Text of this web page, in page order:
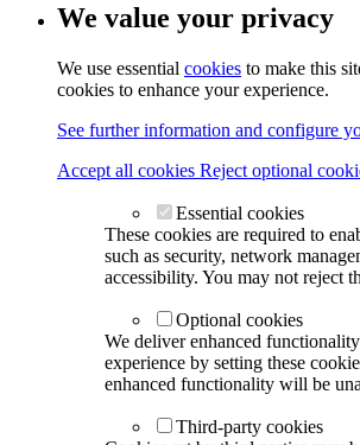
We value your privacy
We use essential cookies to make this
cookies to enhance your experience.
See further information and configure
Accept all cookies Reject optional
Essential cookies
These cookies are required to
such as security, network
accessibility. You may not reject
Optional cookies
We deliver enhanced
experience by setting these
enhanced functionality will be
Third-party cookies